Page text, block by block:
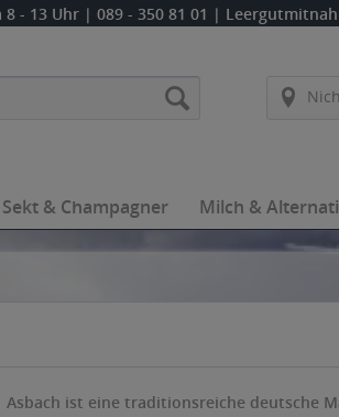
8 - 13 Uhr | 089 - 350 81 01 |
Sekt & Champagner Milch &
Asbach ist eine traditionsreiche deutsche